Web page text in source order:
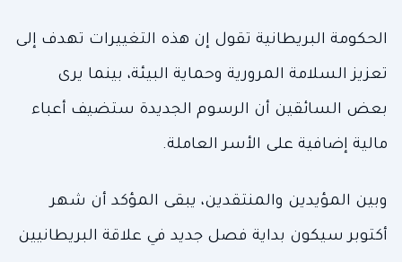
الحكومة البريطانية تقول إن هذه التغييرات تهدف إلى
تعزيز السلامة المرورية وحماية البيئة، بينما يرى
بعض السائقين أن الرسوم الجديدة ستضيف أعباء
مالية إضافية على الأسر العاملة.
وبين المؤيدين والمنتقدين، يبقى المؤكد أن شهر
أكتوبر سيكون بداية فصل جديد في علاقة البريطانيين